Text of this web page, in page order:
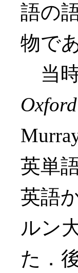
語の
物で
当時
英単
英語
ルン
た．